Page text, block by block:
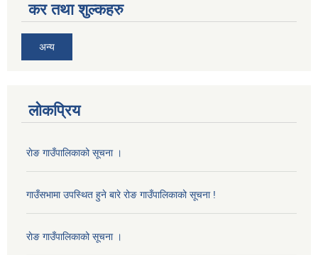
कर तथा शुल्कहरु
अन्य
लोकप्रिय
राेङ गाउँपालिकाको सूचना ।
गाउँसभामा उपस्थित हुने बारे रोङ गाउँपालिकाको सूचना !
राेङ गाउँपालिकाको सूचना ।